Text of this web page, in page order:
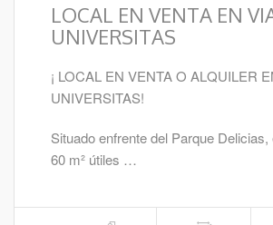
LOCAL EN VENTA EN
UNIVERSITAS
¡ LOCAL EN VENTA O ALQUILER
UNIVERSITAS!
Situado enfrente del Parque
60 m² útiles …